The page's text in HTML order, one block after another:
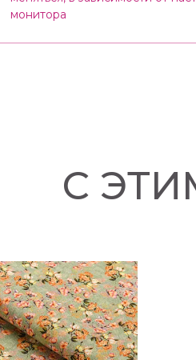
монитора
С